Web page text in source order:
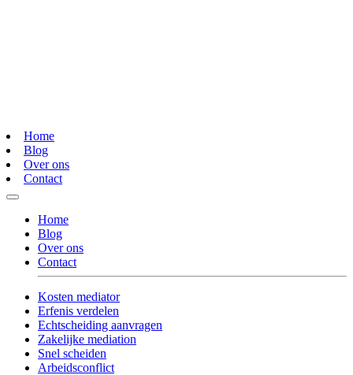
Home
Blog
Over ons
Contact
Home
Blog
Over ons
Contact
Kosten mediator
Erfenis verdelen
Echtscheiding aanvragen
Zakelijke mediation
Snel scheiden
Arbeidsconflict